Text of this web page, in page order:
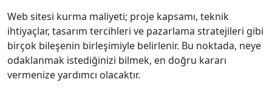
Web sitesi kurma maliyeti; proje kapsamı, teknik
ihtiyaçlar, tasarım tercihleri ve pazarlama stratejileri gibi
birçok bileşenin birleşimiyle belirlenir. Bu noktada, neye
odaklanmak istediğinizi bilmek, en doğru kararı
vermenize yardımcı olacaktır.